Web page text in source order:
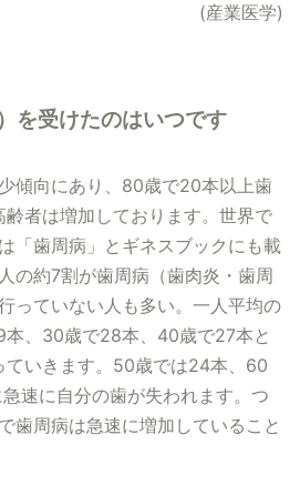
(産業医学)
を受けたのはいつです
傾向にあり、80歳で20本以上歯
者は増加しております。世界で
「歯周病」とギネスブックにも載
の約7割が歯周病（歯肉炎・歯周
っていない人も多い。一人平均の
、30歳で28本、40歳で27本と
ていきます。50歳では24本、60
速に自分の歯が失われます。つ
歯周病は急速に増加していること